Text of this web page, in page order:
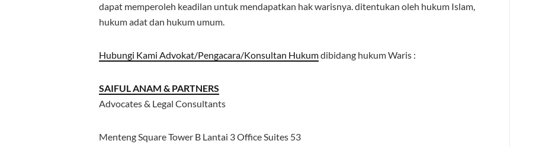
dapat memperoleh keadilan untuk mendapatkan hak warisnya. ditentukan oleh hukum Islam,
hukum adat dan hukum umum.
Hubungi Kami Advokat/Pengacara/Konsultan Hukumdibidang hukum Waris :
SAIFUL ANAM & PARTNERS
Advocates & Legal Consultants
Menteng Square Tower B Lantai 3 Office Suites 53